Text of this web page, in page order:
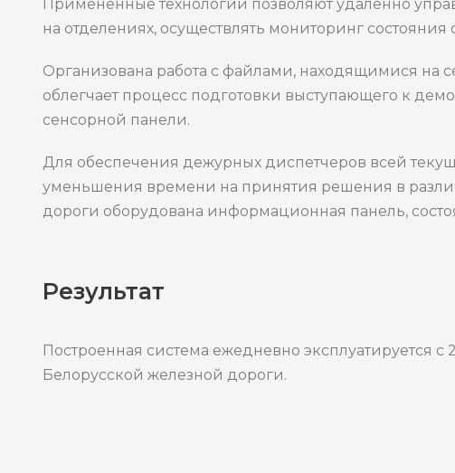
Применённые технологии позволяют удаленно
на отделениях, осуществлять мониторинг
Организована работа с файлами, находящимися на
облегчает процесс подготовки выступающего к
сенсорной панели.
Для обеспечения дежурных диспетчеров всей
уменьшения времени на принятия решения в
дороги оборудована информационная панель,
Результат
Построенная система ежедневно эксплуатируется
Белорусской железной дороги.